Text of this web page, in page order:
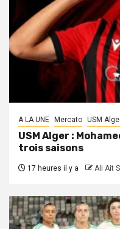
A LA UNE Mercato USM
USM Alger :
trois saisons
17 heures il y a Ali Ait